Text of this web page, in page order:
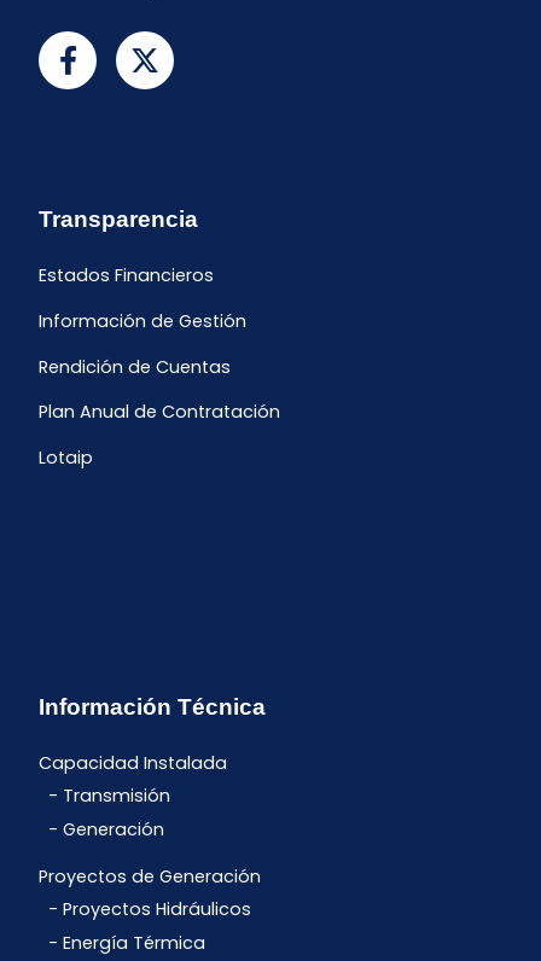
Transparencia
Estados Financieros
Información de Gestión
Rendición de Cuentas
Plan Anual de Contratación
Lotaip
Información Técnica
Capacidad Instalada
Transmisión
Generación
Proyectos de Generación
Proyectos Hidráulicos
Energía Térmica